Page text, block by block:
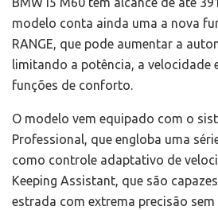
modelo conta ainda uma a nova
RANGE, que pode aumentar a
limitando a potência, a velocidade
funções de conforto.
O modelo vem equipado com o
Professional, que engloba uma
como controle adaptativo de
Keeping Assistant, que são
estrada com extrema precisão